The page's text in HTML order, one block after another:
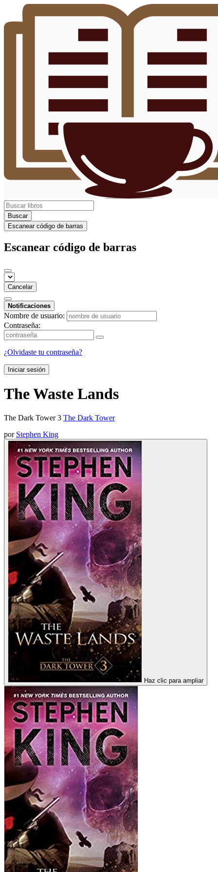
Buscar
Escanear código de barras
Escanear código de barras
Cancelar
Notificaciones
Nombre de usuario:
Contraseña:
¿Olvidaste tu contraseña?
Iniciar sesión
The Waste Lands
The Dark Tower 3 The Dark Tower
por Stephen King
Haz clic para ampliar